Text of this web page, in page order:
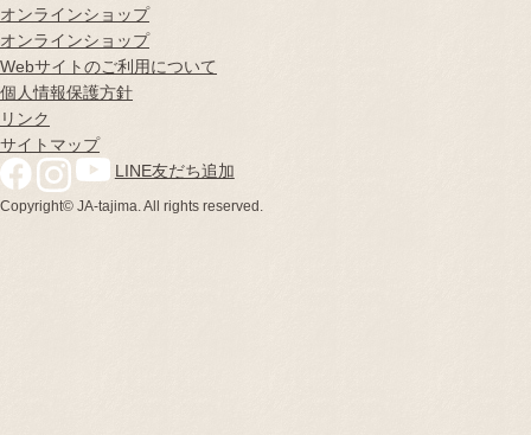
オンラインショップ
オンラインショップ
Webサイトのご利用について
個人情報保護方針
リンク
サイトマップ
LINE友だち追加
Copyright© JA-tajima. All rights reserved.